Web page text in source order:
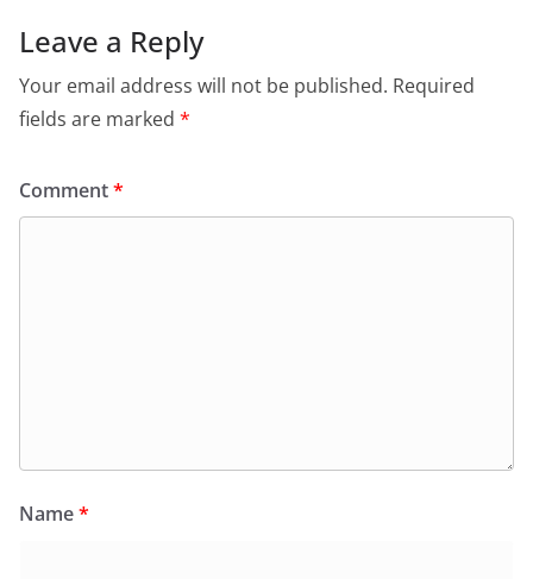
Leave a Reply
Your email address will not be published. Required
fields are marked *
Comment*
Name*